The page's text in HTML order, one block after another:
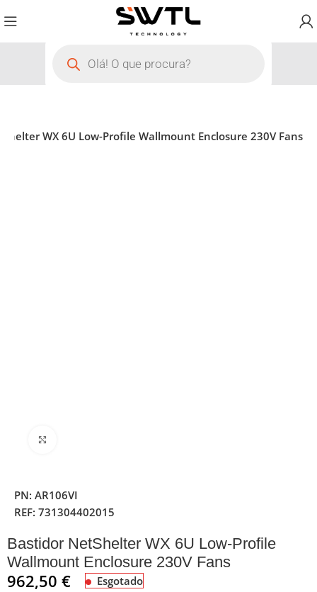
WX 6U Low-Profile Wallmount Enclosure 230V Fans
PN:AR106VI
REF:731304402015
Bastidor NetShelter WX 6U Low-Profile
Wallmount Enclosure 230V Fans
962,50€ Esgotado